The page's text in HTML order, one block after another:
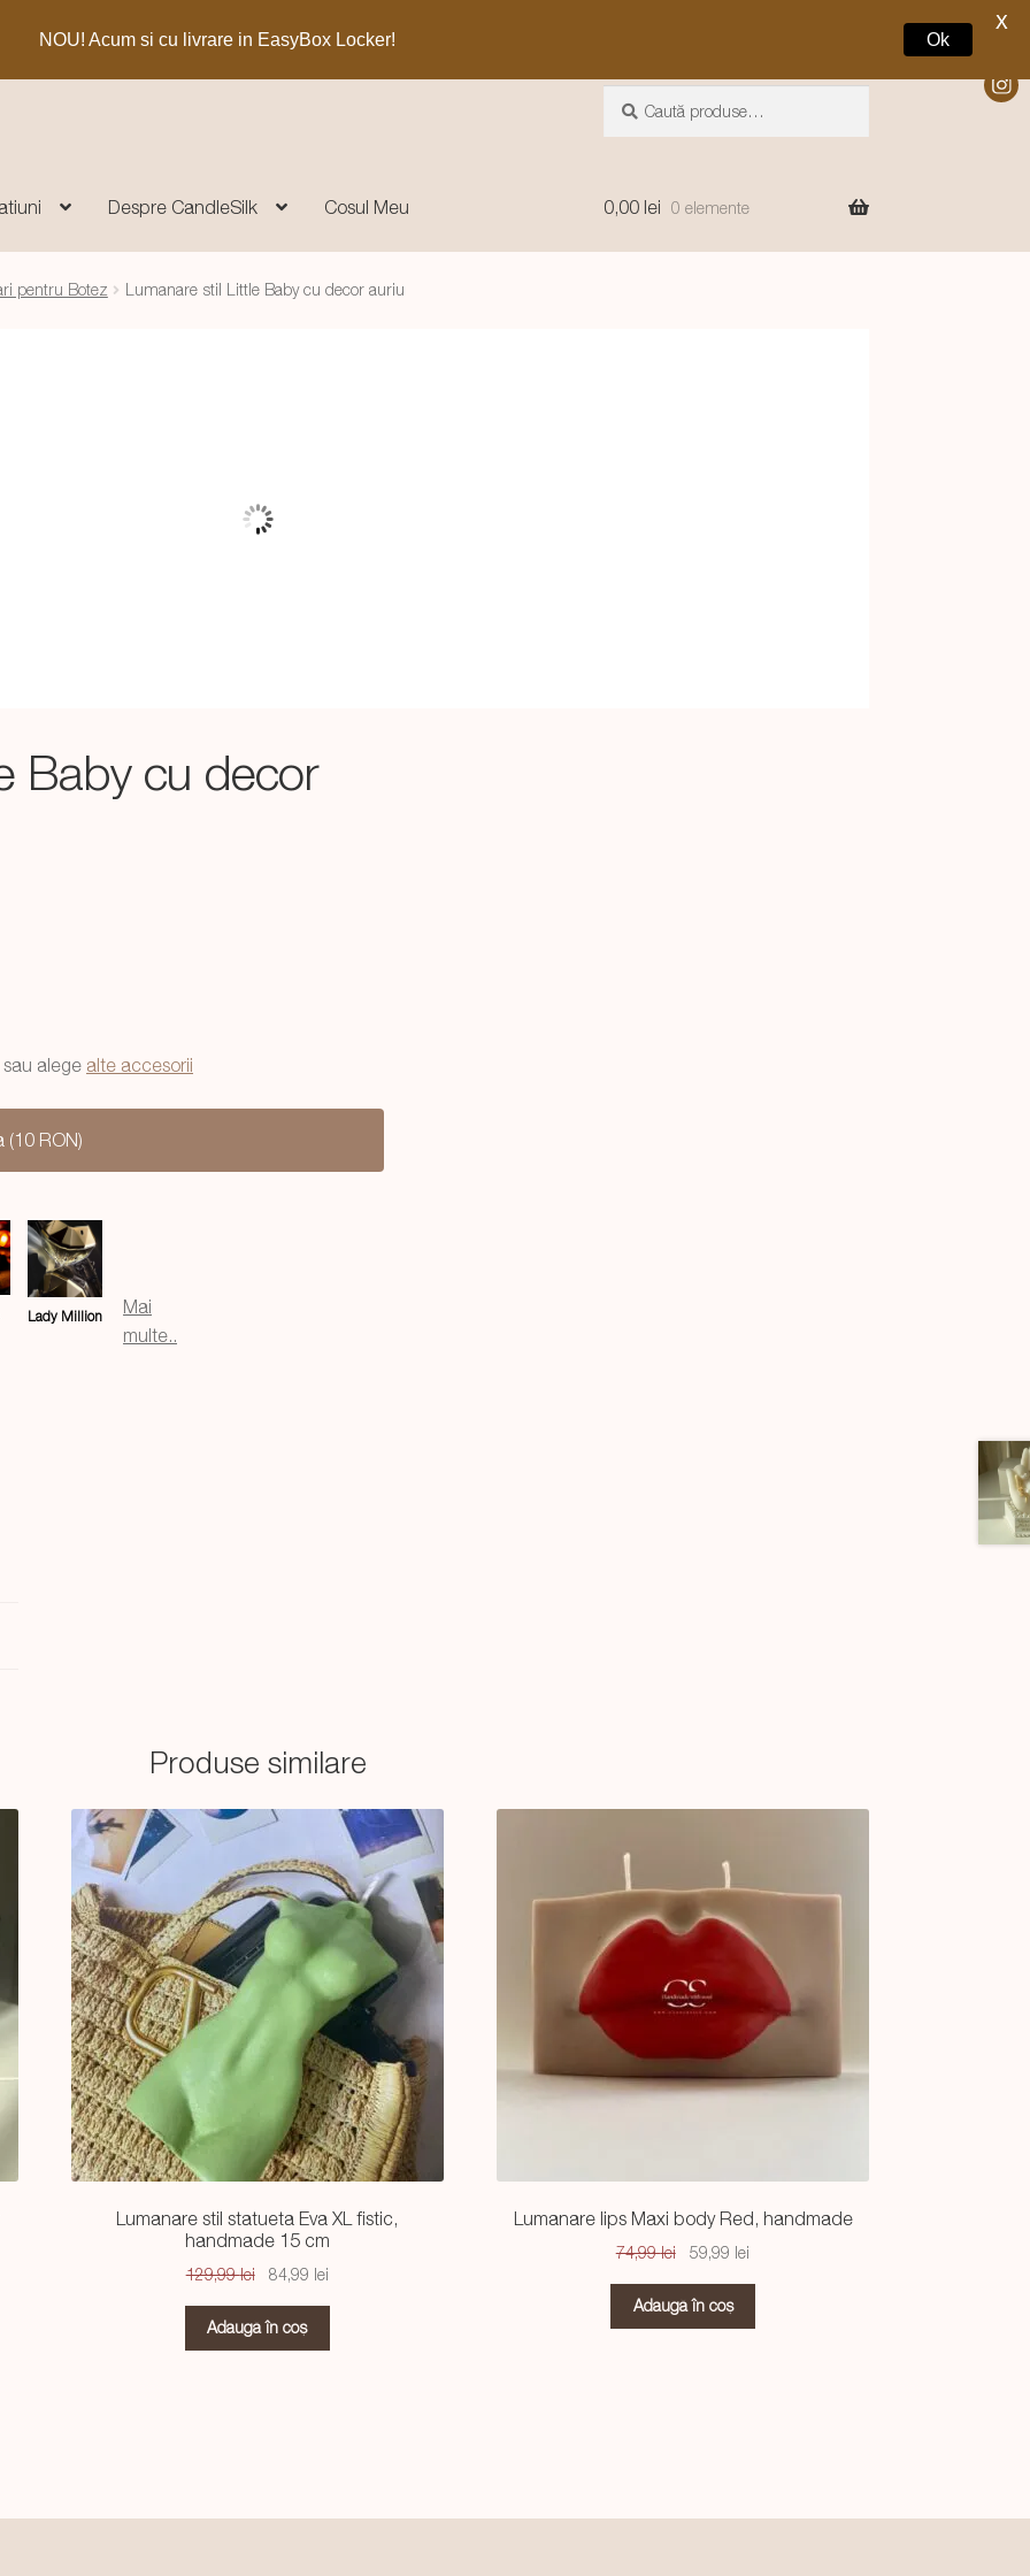
Caută
după:
Despre CandleSilk Cosul Meu 0,00 lei 0 elemente
pentru Botez Lumanare stil Little Baby cu decor auriu
Baby cu decor
sau alege alte accesorii
RON)
Lady Million
Mai
multe..
Produse similare
Lumanare stil statueta Eva XL fistic,
handmade 15 cm
129,99lei
Prețul
a
fost:
84,99 lei
84,99 lei.
Adaugă în coș
Lumanare lips Maxi body Red, handmade
74,99lei
Prețul
a
fost:
59,99 lei
59,99 lei.
Adaugă în coș
NOU! Acum si cu livrare in EasyBox Locker! Ok
X